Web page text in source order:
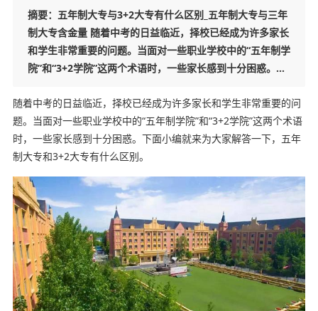
摘要：五年制大专与3+2大专有什么区别_五年制大专与三年
制大专含金量 随着中考的日益临近，择校已经成为许多家长
和学生非常重要的问题。当面对一些职业学校中的“五年制学
院”和“3+2学院”这两个术语时，一些家长感到十分困惑。...
随着中考的日益临近，择校已经成为许多家长和学生非常重要的问
题。当面对一些职业学校中的“五年制学院”和“3+2学院”这两个术语
时，一些家长感到十分困惑。下面小编就来为大家解答一下，五年
制大专和3+2大专有什么区别。